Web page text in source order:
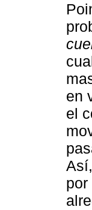
en
el